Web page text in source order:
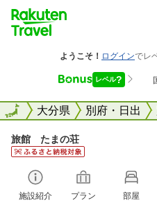
全国大分県 別府・日出
全国
旅館 たまの荘
施設紹介 プラン 部屋